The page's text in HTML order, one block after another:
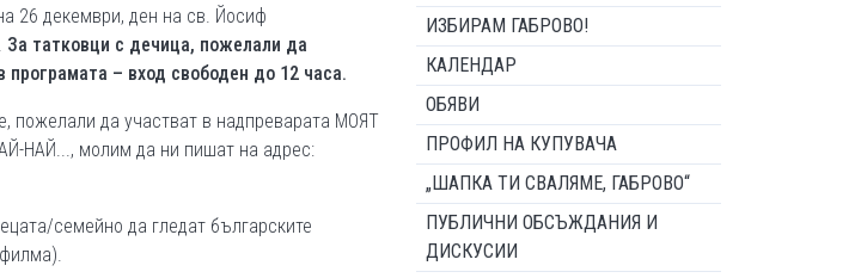
26 декември, ден на св. Йосиф
За татковци с дечица, пожелали да
програмата – вход свободен до 12 часа.
пожелали да участват в надпреварата МОЯТ
НАЙ..., молим да ни пишат на адрес:
семейно да гледат българските
ИЗБИРАМ ГАБРОВО!
КАЛЕНДАР
ОБЯВИ
ПРОФИЛ НА КУПУВАЧА
„ШАПКА ТИ СВАЛЯМЕ, ГАБРОВО“
ПУБЛИЧНИ ОБСЪЖДАНИЯ И
ДИСКУСИИ